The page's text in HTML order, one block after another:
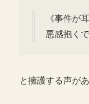
《事件が
悪感抱くで
と擁護する声が